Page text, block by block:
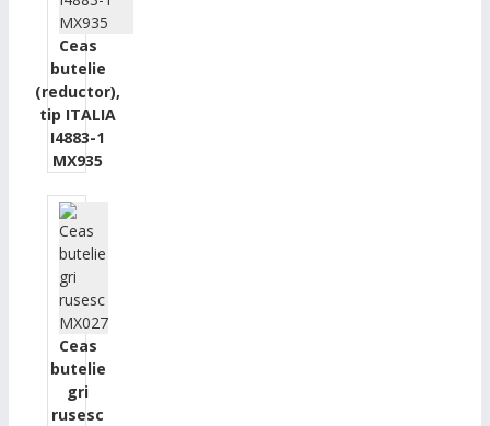
Ceas
butelie
(reductor),
tip ITALIA
I4883-1
MX935
Ceas
butelie
gri
rusesc